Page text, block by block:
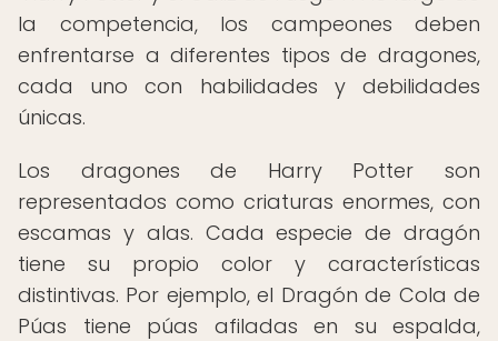
la competencia, los campeones deben
enfrentarse a diferentes tipos de dragones,
cada uno con habilidades y debilidades
únicas.
Los dragones de Harry Potter son
representados como criaturas enormes, con
escamas y alas. Cada especie de dragón
tiene su propio color y características
distintivas. Por ejemplo, el Dragón de Cola de
Púas tiene púas afiladas en su espalda,